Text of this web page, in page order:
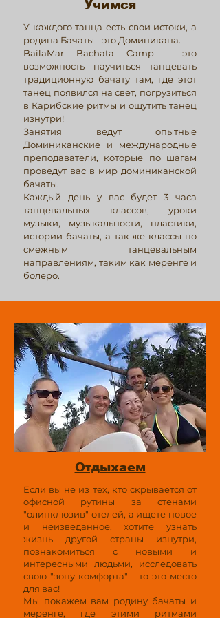
Учимся
У каждого танца есть свои истоки, а
родина Бачаты - это Доминикана.
BailaMar Bachata Camp - это
возможность научиться танцевать
традиционную бачату там, где этот
танец появился на свет, погрузиться
в Карибские ритмы и ощутить танец
изнутри!
Занятия ведут опытные
Доминиканские и международные
преподаватели, которые по шагам
проведут вас в мир доминиканской
бачаты.
Каждый день у вас будет 3 часа
танцевальных классов, уроки
музыки, музыкальности, пластики,
истории бачаты, а так же классы по
смежным танцевальным
направлениям, таким как меренге и
болеро.
Отдыхаем
Если вы не из тех, кто скрывается от
офисной рутины за стенами
"олинклюзив" отелей, а ищете новое
и неизведанное, хотите узнать
жизнь другой страны изнутри,
познакомиться с новыми и
интересными людьми, исследовать
свою "зону комфорта" - то это место
для вас!
Мы покажем вам родину бачаты и
меренге, где этими ритмами